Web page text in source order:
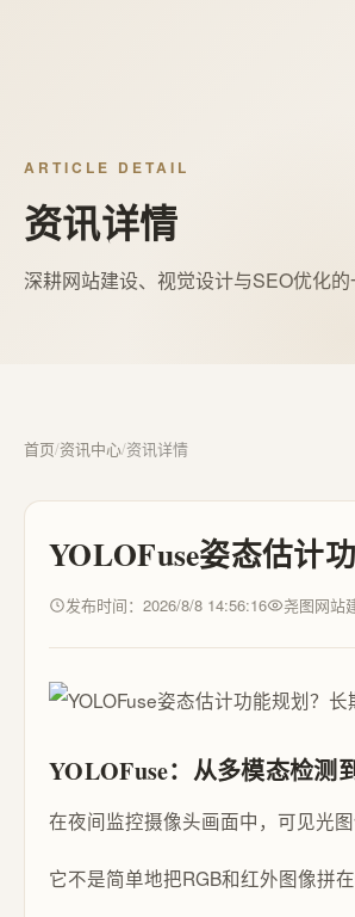
ARTICLE DETAIL
资讯详情
深耕网站建设、视觉设计与SEO优化的
首页/资讯中心/资讯详情
YOLOFuse姿态估计
发布时间：2026/8/8 14:56:16 尧图网站
YOLOFuse：从多模态检测
在夜间监控摄像头画面中，可见光
它不是简单地把RGB和红外图像拼